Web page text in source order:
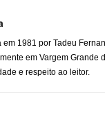
em 1981 por Tadeu
em Vargem Grande
e respeito ao leitor.